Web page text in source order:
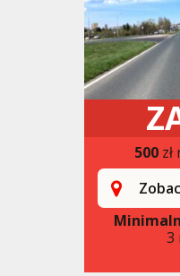
500zł
3